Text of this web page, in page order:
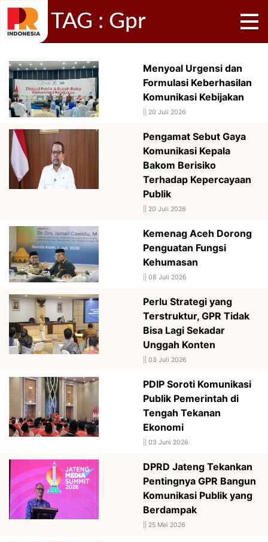
TAG : Gpr
Menyoal Urgensi dan
Formulasi Keberhasilan
Komunikasi Kebijakan
20 Juli 2026
Pengamat Sebut Gaya
Komunikasi Kepala
Bakom Berisiko
Terhadap Kepercayaan
Publik
20 Juli 2026
Kemenag Aceh Dorong
Penguatan Fungsi
Kehumasan
08 Juli 2026
Perlu Strategi yang
Terstruktur, GPR Tidak
Bisa Lagi Sekadar
Unggah Konten
03 Juli 2026
PDIP Soroti Komunikasi
Publik Pemerintah di
Tengah Tekanan
Ekonomi
03 Juni 2026
DPRD Jateng Tekankan
Pentingnya GPR Bangun
Komunikasi Publik yang
Berdampak
25 Mei 2026